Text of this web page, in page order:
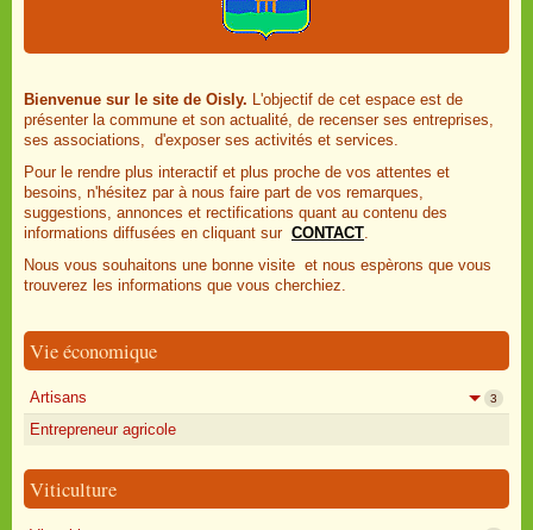
Bienvenue sur le site de Oisly. L'objectif de cet espace est de
présenter la commune et son actualité, de recenser ses entreprises,
ses associations, d'exposer ses activités et services.
Pour le rendre plus interactif et plus proche de vos attentes et
besoins, n'hésitez par à nous faire part de vos remarques,
suggestions, annonces et rectifications quant au contenu des
informations diffusées en cliquant sur CONTACT.
Nous vous souhaitons une bonne visite et nous espèrons que vous
trouverez les informations que vous cherchiez.
Vie économique
Artisans 3
Entrepreneur agricole
Viticulture